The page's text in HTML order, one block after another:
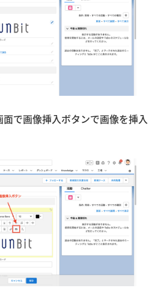
で画像挿入ボタンで画像を挿入